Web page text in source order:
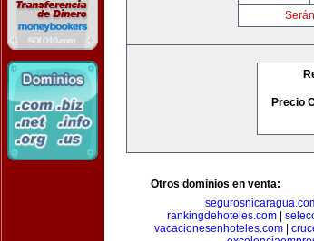
Precio
Otros dominios en venta:
rankingdehoteles.com|
vacacionesenhoteles.com